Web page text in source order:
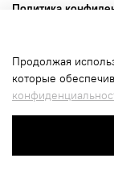
Политика
Интернет-магазин
Продолжая
которые